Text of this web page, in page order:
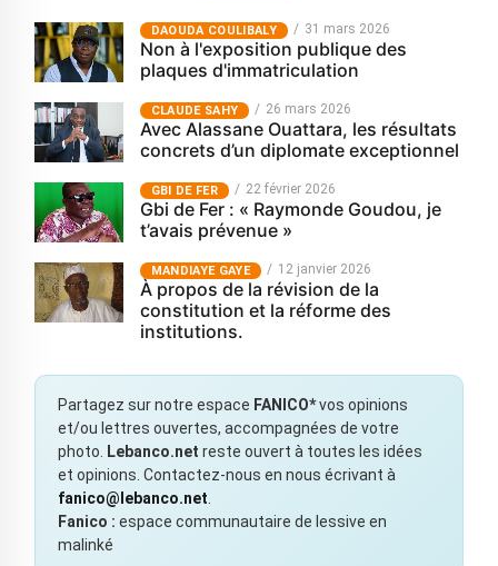
‎DAOUDA COULIBALY 31 mars 2026
Non à l'exposition publique des
plaques d'immatriculation
CLAUDE SAHY 26 mars 2026
Avec Alassane Ouattara, les résultats
concrets d’un diplomate exceptionnel
GBI DE FER 22 février 2026
Gbi de Fer : « Raymonde Goudou, je
t’avais prévenue »
MANDIAYE GAYE 12 janvier 2026
À propos de la révision de la
constitution et la réforme des
institutions.
Partagez sur notre espace FANICO*vos opinions
et/ou lettres ouvertes, accompagnées de votre
photo. Lebanco.net reste ouvert à toutes les idées
et opinions. Contactez-nous en nous écrivant à
fanico@lebanco.net.
Fanico : espace communautaire de lessive en
malinké